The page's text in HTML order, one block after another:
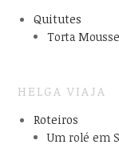
Quitutes
Torta
HELGA VIAJA
Roteiros
Um rolé em